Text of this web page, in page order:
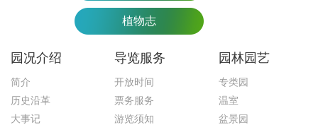
植物志
园况介绍
简介
历史沿革
大事记
导览服务
开放时间
票务服务
游览须知
园林园艺
专类园
温室
盆景园